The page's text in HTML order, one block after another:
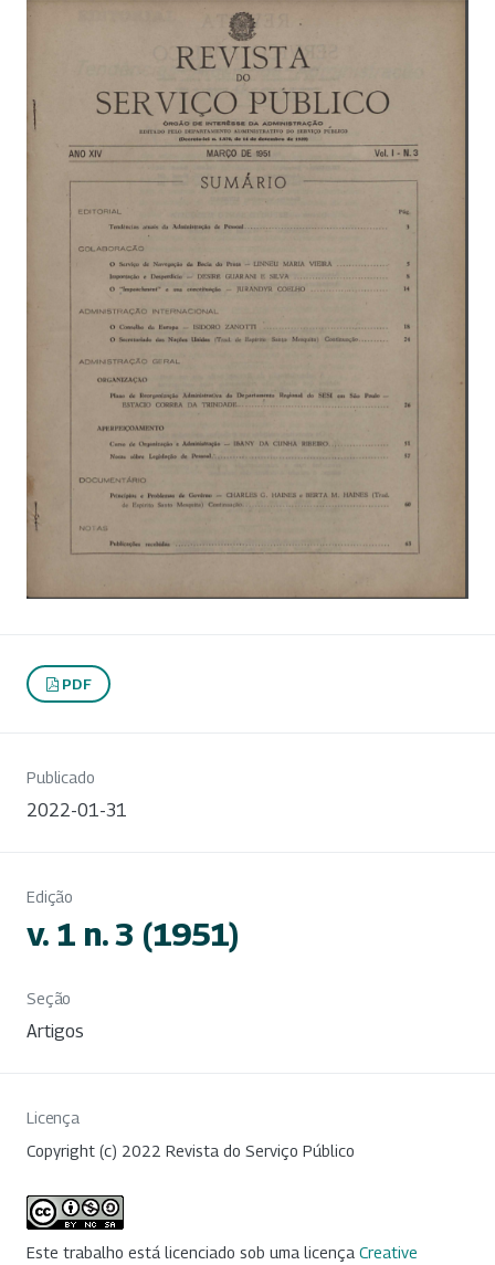
PDF
Publicado
2022-01-31
Edição
v. 1 n. 3 (1951)
Seção
Artigos
Licença
Copyright (c) 2022 Revista do Serviço Público
Este trabalho está licenciado sob uma licença Creative